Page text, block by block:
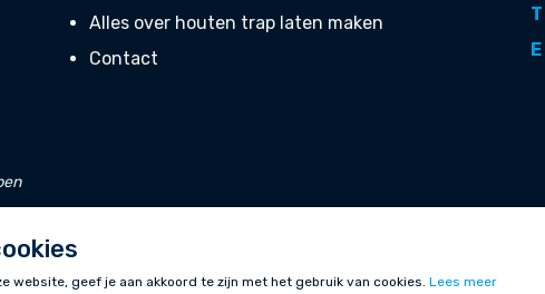
Alles over houten trap laten maken
Contact
T
E
website, geef je aan akkoord te zijn met het gebruik van cookies. Lees meer